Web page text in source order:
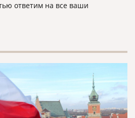
ответим на все ваши